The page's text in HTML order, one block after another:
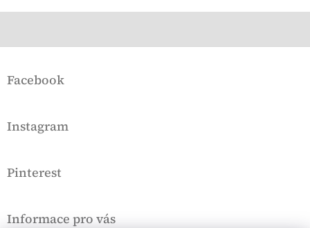
pFacebook
Instagram
Pinterest
Informace pro vás